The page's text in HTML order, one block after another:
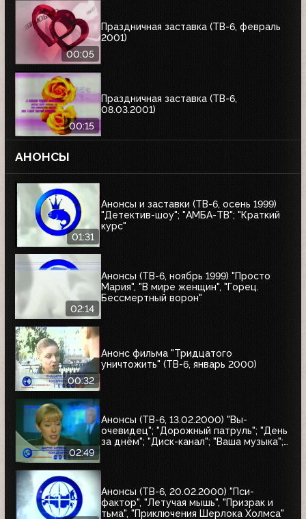
00:05
Праздничная заставка (ТВ-6, февраль
2001)
00:15
Праздничная заставка (ТВ-6,
08.03.2001)
АНОНСЫ
01:31
Анонсы и заставки (ТВ-6, осень 1999)
"Детектив-шоу"; "АМБА-ТВ"; "Краткий
курс"
02:14
Анонсы (ТВ-6, ноябрь 1999) "Просто
Мария", "В мире женщин", "Горец.
Бессмертный ворон"
00:32
Анонс фильма "Тридцатого
уничтожить" (ТВ-6, январь 2000)
02:49
Анонсы (ТВ-6, 13.02.2000) "Вы-
очевидец"; "Дорожный патруль"; "День
за днём"; "Диск-канал"; "Ваша музыка";
Анонсы (ТВ-6, 20.02.2000) "Пси-
фактор", "Летучая мышь", "Призрак и
тьма", "Приключения Шерлока Холмса"